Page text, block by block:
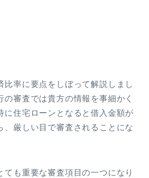
比率に要点をしぼって解説しまし
の審査では貴方の情報を事細かく
に住宅ローンとなると借入金額が
、厳しい目で審査されることにな
ても重要な審査項目の一つになり